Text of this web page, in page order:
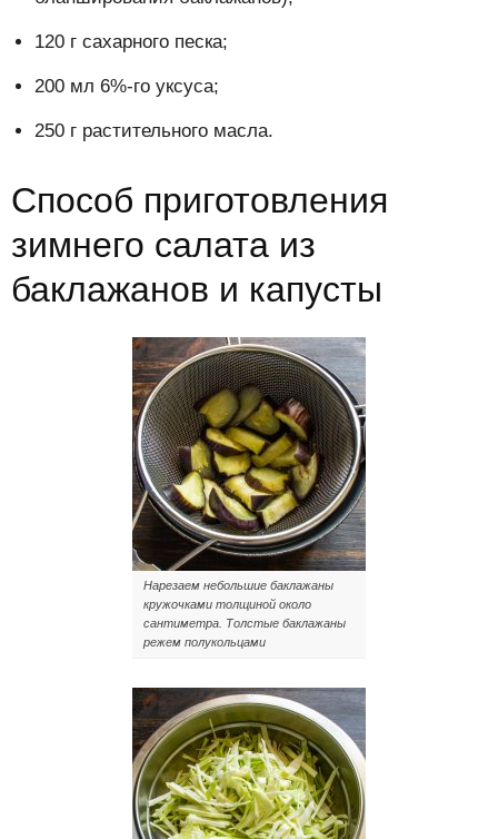
120 г сахарного песка;
200 мл 6%-го уксуса;
250 г растительного масла.
Способ приготовления
зимнего салата из
баклажанов и капусты
Нарезаем небольшие баклажаны
кружочками толщиной около
сантиметра. Толстые баклажаны
режем полукольцами